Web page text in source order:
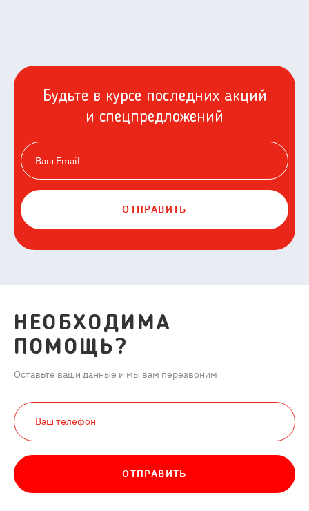
Будьте в курсе последних акций
и спецпредложений
ОТПРАВИТЬ
НЕОБХОДИМА
ПОМОЩЬ?
Оставьте ваши данные и мы вам перезвоним
ОТПРАВИТЬ